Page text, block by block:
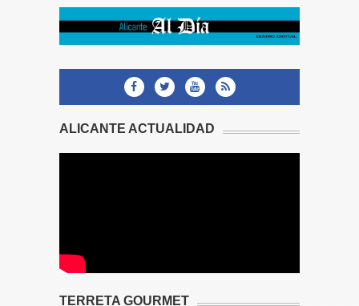
ALICANTE ACTUALIDAD
TERRETA GOURMET